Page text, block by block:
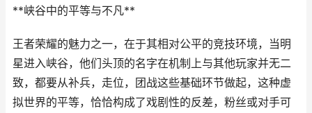
**峡谷中的平等与不凡**
王者荣耀的魅力之一，在于其相对公平的竞技环境，当明
星进入峡谷，他们头顶的名字在机制上与其他玩家并无二
致，都要从补兵，走位，团战这些基础环节做起，这种虚
拟世界的平等，恰恰构成了戏剧性的反差，粉丝或对手可